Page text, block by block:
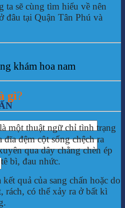
ta sẽ cùng tìm hiểu về nên
đâu tại Quận Tân Phú và
khám hoa nam
gì?
là một thuật ngữ chỉ tình trạng
đệm cột sống chệch ra
qua dây chằng chèn ép
bì, đau nhức.
quả của sang chấn hoặc do
rách, có thể xảy ra ở bất kì